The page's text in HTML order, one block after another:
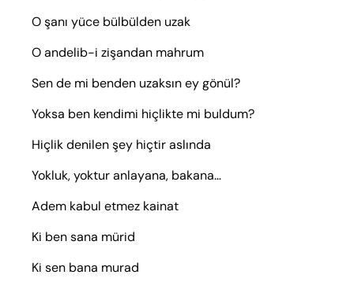
O şanı yüce bülbülden uzak
O andelib-i zişandan mahrum
Sen de mi benden uzaksın ey gönül?
Yoksa ben kendimi hiçlikte mi buldum?
Hiçlik denilen şey hiçtir aslında
Yokluk, yoktur anlayana, bakana…
Adem kabul etmez kainat
Ki ben sana mürid
Ki sen bana murad